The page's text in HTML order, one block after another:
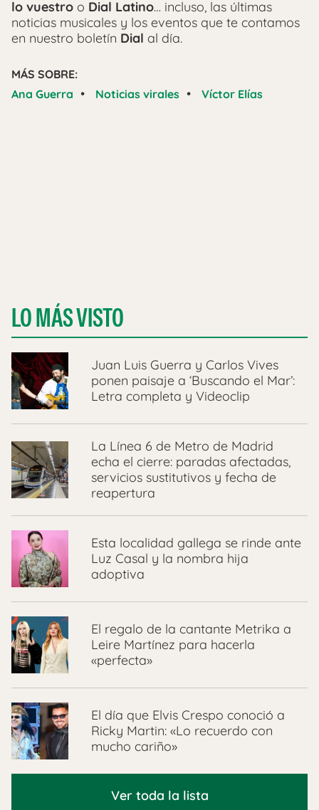
lo vuestro o Dial Latino… incluso, las últimas
noticias musicales y los eventos que te contamos
en nuestro boletín Dial al día.
MÁS SOBRE:
Ana Guerra • Noticias virales • Víctor Elías
LO MÁS VISTO
Juan Luis Guerra y Carlos Vives
ponen paisaje a ‘Buscando el Mar’:
Letra completa y Videoclip
La Línea 6 de Metro de Madrid
echa el cierre: paradas afectadas,
servicios sustitutivos y fecha de
reapertura
Esta localidad gallega se rinde ante
Luz Casal y la nombra hija
adoptiva
El regalo de la cantante Metrika a
Leire Martínez para hacerla
«perfecta»
El día que Elvis Crespo conoció a
Ricky Martin: «Lo recuerdo con
mucho cariño»
Ver toda la lista